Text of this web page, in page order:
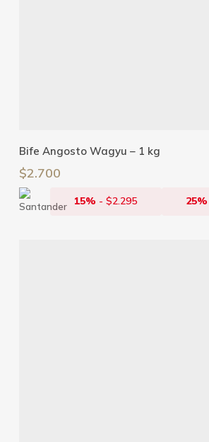
Añadir Al Carrito
Bife Angosto Wagyu – 1 kg
$2.700
15% -$2.295 25%